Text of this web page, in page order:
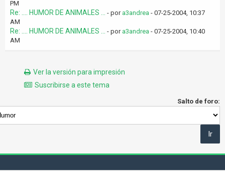
PM
Re: .... HUMOR DE ANIMALES ... - por a3andrea - 07-25-2004, 10:37
AM
Re: .... HUMOR DE ANIMALES ... - por a3andrea - 07-25-2004, 10:40
AM
Ver la versión para impresión
Suscribirse a este tema
Salto de foro: